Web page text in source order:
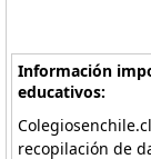
Información
educativos:
recopilación de